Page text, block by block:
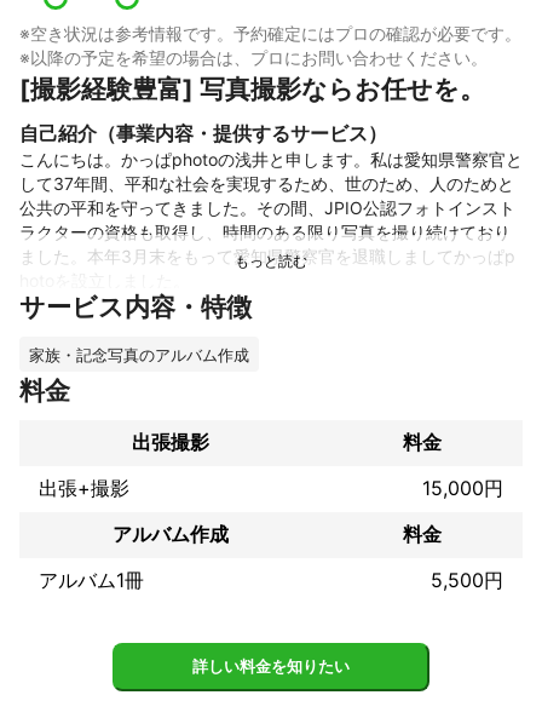
※空き状況は参考情報です。予約確定にはプロの確認が必要です。
※以降の予定を希望の場合は、プロにお問い合わせください。
[撮影経験豊富] 写真撮影ならお任せを。
自己紹介（事業内容・提供するサービス）
こんにちは。かっぱphotoの浅井と申します。私は愛知県警察官と
して37年間、平和な社会を実現するため、世のため、人のためと
公共の平和を守ってきました。その間、JPIO公認フォトインスト
ラクターの資格も取得し、時間のある限り写真を撮り続けており
ました。本年3月末をもって愛知県警察官を退職しましてかっぱp
人は支え、支えられ、支え合いながら生きているということを
解出来ました。人は生きていることに意味があることを確信し
日々を過ごしてきました。
この様な私にお子様の素晴らしい一瞬を残すお手伝いをさせて
皆さんと一緒に素敵な時間を作り出していきましょう。
少しでも私の思いに共感して頂けたら、よろしくお願いしま
す。
一期一会の気持ちを忘れずに。
皆さんにお逢いできるのを心待ちにしております。
これまでの実績
フォトマスター1級
中日写真協会支部長
サービス内容・特徴
家族・記念写真のアルバム作成
料金
出張撮影
料金
出張+撮影
15,000円
アルバム作成
料金
アルバム1冊
5,500円
詳しい料金を知りたい